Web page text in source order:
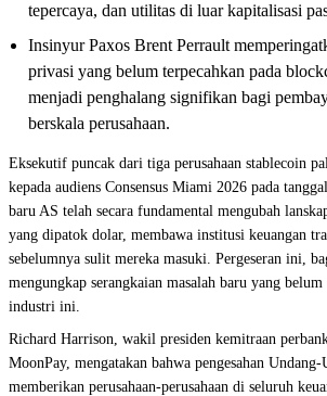
tepercaya, dan utilitas di luar kapitalisasi
Insinyur Paxos Brent Perrault
privasi yang belum terpecahkan pada
menjadi penghalang signifikan bagi
berskala perusahaan.
Eksekutif puncak dari tiga perusahaan stablecoin
kepada audiens Consensus Miami 2026 pada
baru AS telah secara fundamental mengubah
yang dipatok dolar, membawa institusi keuangan
sebelumnya sulit mereka masuki. Pergeseran ini,
mengungkap serangkaian masalah baru yang
industri ini.
Richard Harrison, wakil presiden kemitraan
MoonPay, mengatakan bahwa pengesahan
memberikan perusahaan-perusahaan di seluruh